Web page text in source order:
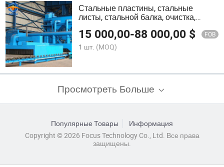
Стальные пластины, стальные
листы, стальной балка, очистка,
15 000,00-88 000,00 $ FOB
1 шт. (MOQ)
Просмотреть Больше
Популярные Товары
Информация
Copyright © 2026 Focus Technology Co., Ltd. Все права
защищены.